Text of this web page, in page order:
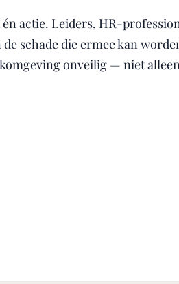
actie. Leiders, HR-
schade die ermee kan
onveilig — niet